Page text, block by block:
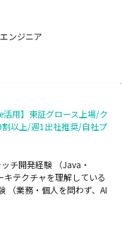
ンジニア
活用】東証グロース上場/ク
以上/週1出社推奨/自社プ
チ開発経験 （Java・
テクチャを理解している
（業務・個人を問わず、AI